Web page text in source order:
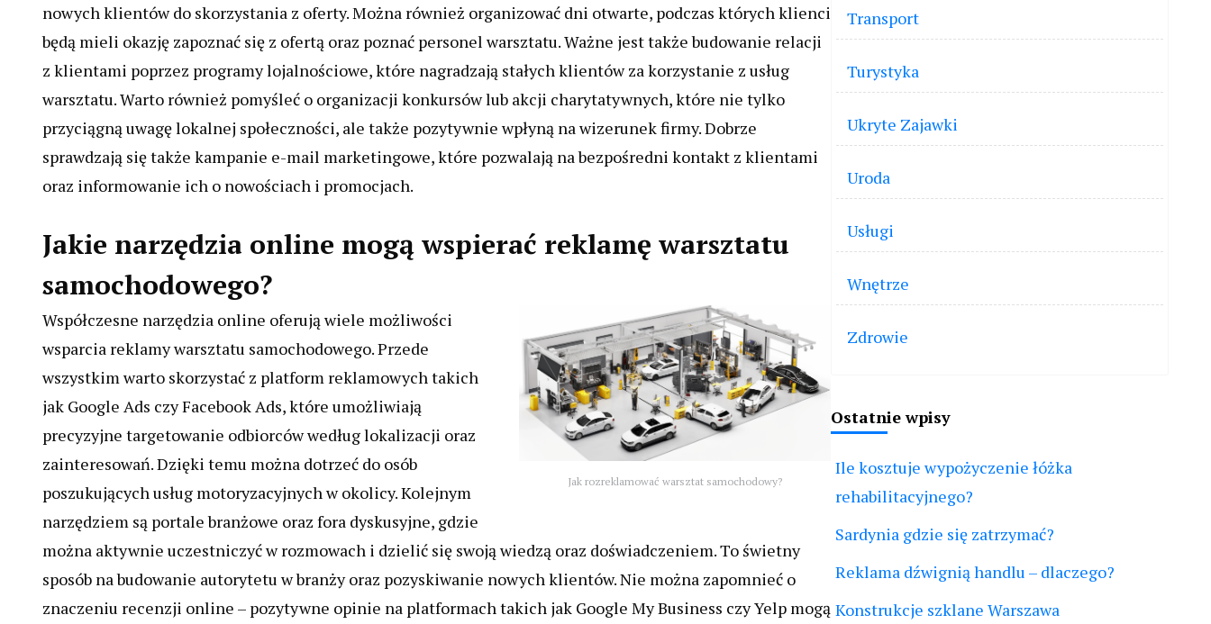
nowych klientów do skorzystania z oferty. Można również organizować dni otwarte, podczas których klienci
będą mieli okazję zapoznać się z ofertą oraz poznać personel warsztatu. Ważne jest także budowanie relacji
z klientami poprzez programy lojalnościowe, które nagradzają stałych klientów za korzystanie z usług
warsztatu. Warto również pomyśleć o organizacji konkursów lub akcji charytatywnych, które nie tylko
przyciągną uwagę lokalnej społeczności, ale także pozytywnie wpłyną na wizerunek firmy. Dobrze
sprawdzają się także kampanie e-mail marketingowe, które pozwalają na bezpośredni kontakt z klientami
oraz informowanie ich o nowościach i promocjach.
Jakie narzędzia online mogą wspierać reklamę warsztatu
samochodowego?
Jak rozreklamować warsztat samochodowy?
Współczesne narzędzia online oferują wiele możliwości
wsparcia reklamy warsztatu samochodowego. Przede
wszystkim warto skorzystać z platform reklamowych takich
jak Google Ads czy Facebook Ads, które umożliwiają
precyzyjne targetowanie odbiorców według lokalizacji oraz
zainteresowań. Dzięki temu można dotrzeć do osób
poszukujących usług motoryzacyjnych w okolicy. Kolejnym
narzędziem są portale branżowe oraz fora dyskusyjne, gdzie
można aktywnie uczestniczyć w rozmowach i dzielić się swoją wiedzą oraz doświadczeniem. To świetny
sposób na budowanie autorytetu w branży oraz pozyskiwanie nowych klientów. Nie można zapomnieć o
znaczeniu recenzji online – pozytywne opinie na platformach takich jak Google My Business czy Yelp mogą
Transport
Turystyka
Ukryte Zajawki
Uroda
Usługi
Wnętrze
Zdrowie
Ostatnie wpisy
Ile kosztuje wypożyczenie łóżka
rehabilitacyjnego?
Sardynia gdzie się zatrzymać?
Reklama dźwignią handlu – dlaczego?
Konstrukcje szklane Warszawa